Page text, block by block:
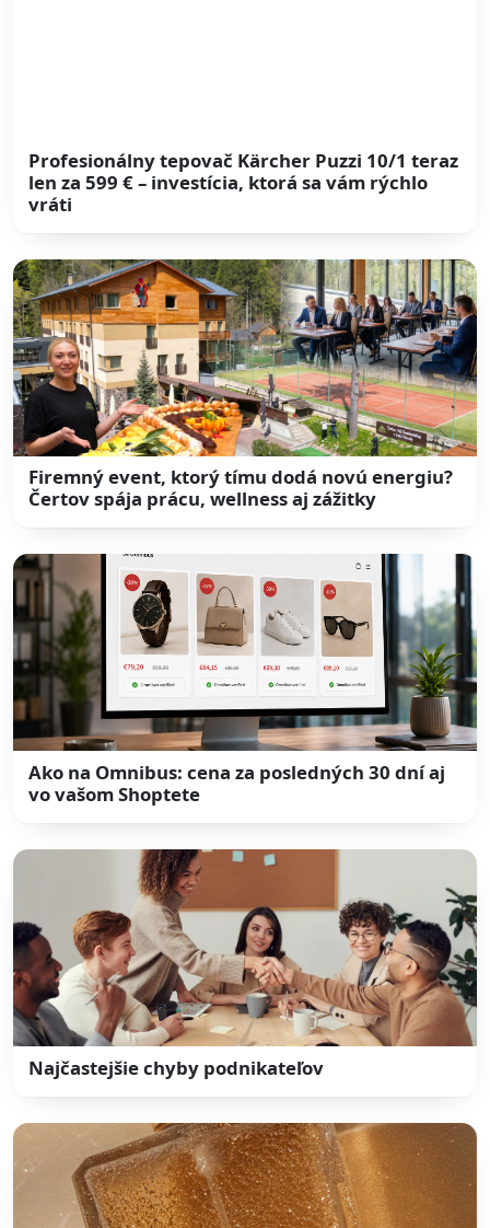
Profesionálny tepovač Kärcher Puzzi 10/1 teraz
len za 599 € – investícia, ktorá sa vám rýchlo
vráti
Firemný event, ktorý tímu dodá novú energiu?
Čertov spája prácu, wellness aj zážitky
Ako na Omnibus: cena za posledných 30 dní aj
vo vašom Shoptete
Najčastejšie chyby podnikateľov